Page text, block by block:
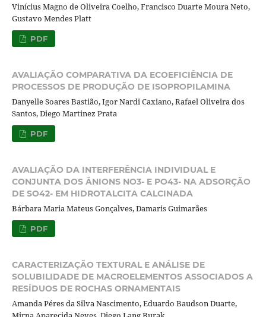
Vinícius Magno de Oliveira Coelho, Francisco Duarte Moura Neto,
Gustavo Mendes Platt
PDF
AVALIAÇÃO COMPARATIVA DA ECOEFICIÊNCIA DE
PROCESSOS DE PRODUÇÃO DE ISOPROPILAMINA
Danyelle Soares Bastião, Igor Nardi Caxiano, Rafael Oliveira dos
Santos, Diego Martinez Prata
PDF
AVALIAÇÃO DA INTERFERÊNCIA INDIVIDUAL E
CONJUNTA DOS ÂNIONS NO3- E PO43- NA ADSORÇÃO
DE SO42- EM HIDROTALCITA CALCINADA
Bárbara Maria Mateus Gonçalves, Damaris Guimarães
PDF
CARACTERIZAÇÃO TEXTURAL E ANÁLISE DE
SOLUBILIDADE DE MACROELEMENTOS ASSOCIADOS A
RESÍDUOS DE ROCHAS ORNAMENTAIS
Amanda Péres da Silva Nascimento, Eduardo Baudson Duarte,